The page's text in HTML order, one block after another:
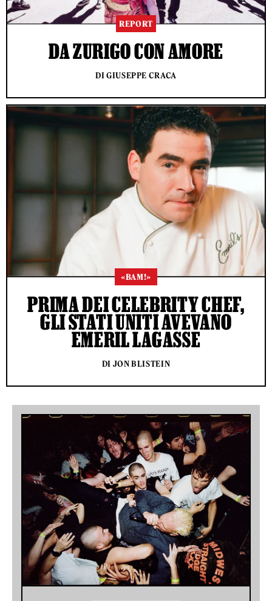
REPORT
DA ZURIGO CON AMORE
DI GIUSEPPE CRACA
«BAM!»
PRIMA DEI CELEBRITY CHEF,
GLI STATI UNITI AVEVANO
EMERIL LAGASSE
DI JON BLISTEIN